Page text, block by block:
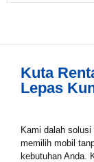
Kuta
Lepas
Kami dalah
memilih mobil
kebutuhan Anda.
Nama*
Tgl Mulai*